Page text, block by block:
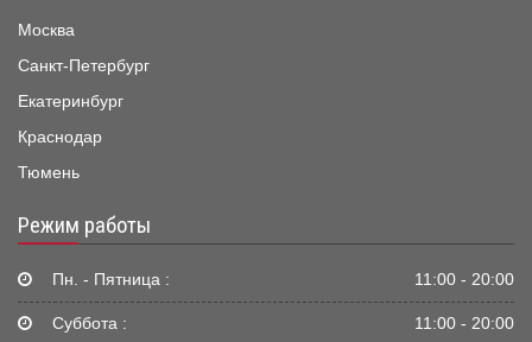
Москва
Санкт-Петербург
Екатеринбург
Краснодар
Тюмень
Режим работы
Пн. - Пятница : 11:00 - 20:00
Суббота : 11:00 - 20:00